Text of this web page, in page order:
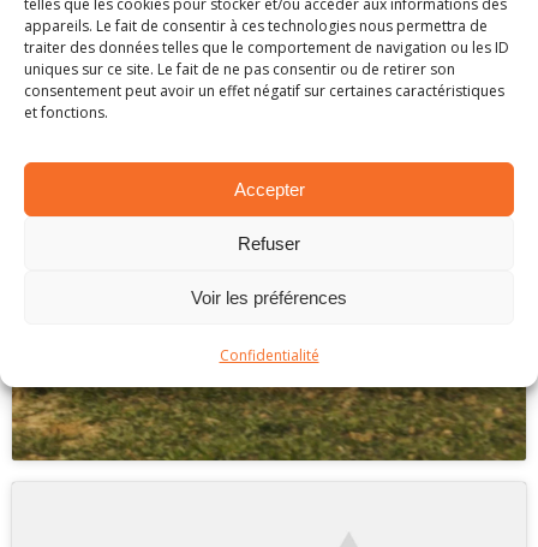
telles que les cookies pour stocker et/ou accéder aux informations des
appareils. Le fait de consentir à ces technologies nous permettra de
traiter des données telles que le comportement de navigation ou les ID
uniques sur ce site. Le fait de ne pas consentir ou de retirer son
consentement peut avoir un effet négatif sur certaines caractéristiques
et fonctions.
Accepter
Refuser
Voir les préférences
Confidentialité
marketing et activer ce contenu
Cliquez pour accepter les cookies